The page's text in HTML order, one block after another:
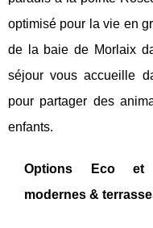
optimisé pour la vie en
de la baie de Morlaix
séjour vous accueille
pour partager des
enfants.
Options Eco et
modernes &